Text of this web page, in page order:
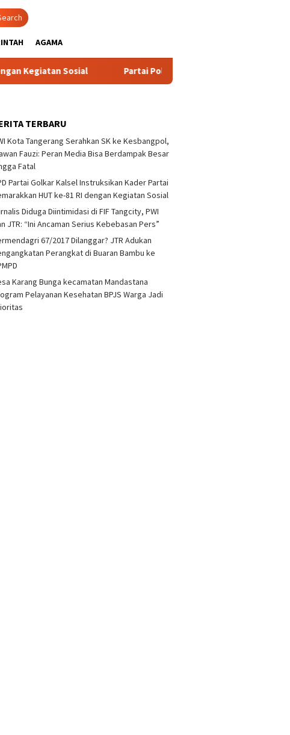
AGAMA
Sosial Partai Politik Dapat Bantuan Pemprov Kalsel
TERBARU
Kota Tangerang Serahkan SK ke Kesbangpol,
Fauzi: Peran Media Bisa Berdampak Besar
Fatal
Partai Golkar Kalsel Instruksikan Kader Partai
HUT ke-81 RI dengan Kegiatan Sosial
Diduga Diintimidasi di FIF Tangcity, PWI
JTR: “Ini Ancaman Serius Kebebasan Pers”
67/2017 Dilanggar? JTR Adukan
Perangkat di Buaran Bambu ke
Karang Bunga kecamatan Mandastana
Pelayanan Kesehatan BPJS Warga Jadi